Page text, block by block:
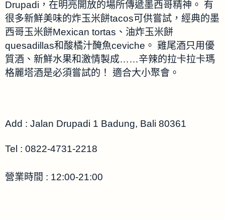
Drupadi，在明亮開放的場所傳遞墨西哥精神。 有
很多新鮮美味的炸玉米餅tacos可供嘗試，經典的墨
西哥玉米餅Mexican tortas、油炸玉米餅
quesadillas和酸橘汁醃魚ceviche。 雞尾酒只用優
質酒、新鮮水果和激情製成……辛辣的拉卡拉卡瑪
格麗塔酒是必須嘗試的！ 適合大小聚會。
Add : Jalan Drupadi 1 Badung, Bali 80361
Tel : 0822-4731-2218
營業時間 : 12:00-21:00